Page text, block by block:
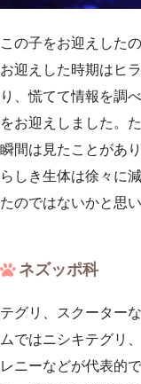
この子をお迎えした
お迎えした時期はヒ
り、慌てて情報を調
をお迎えしました。
瞬間は見たことがあ
らしき生体は徐々に
たのではないかと思い
ネズッポ科
テグリ、スクーター
ムではニシキテグリ
レニーなどが代表的